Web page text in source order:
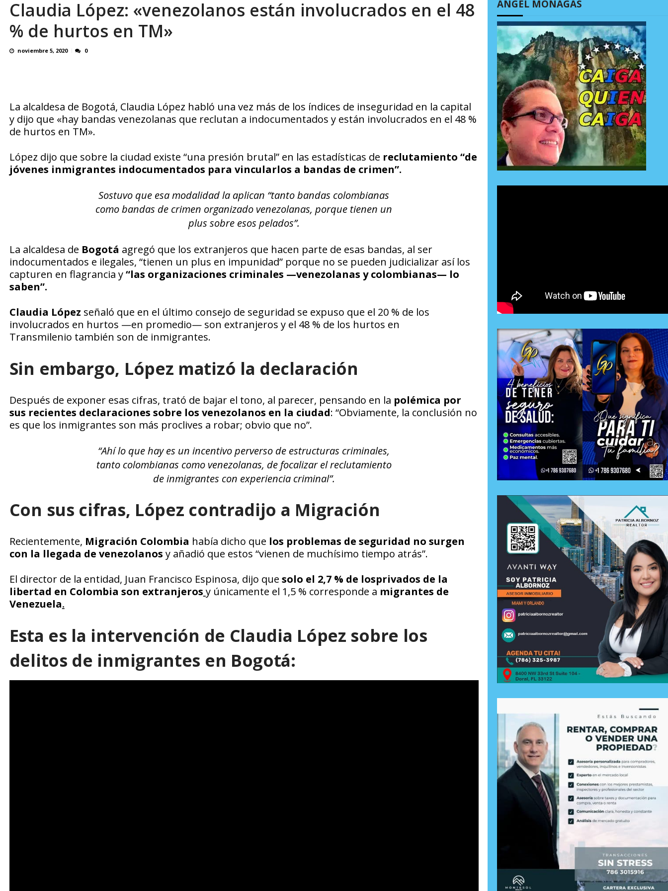
¿QUE PROTEGES TU? Por: Miguel Ángel León R AGOSTO 8, 2026
Claudia López: «venezolanos están involucrados en el 48
% de hurtos en TM»
noviembre 5, 2020 0
La alcaldesa de Bogotá, Claudia López habló una vez más de los índices de inseguridad en la capital
y dijo que «hay bandas venezolanas que reclutan a indocumentados y están involucrados en el 48 %
de hurtos en TM».
López dijo que sobre la ciudad existe “una presión brutal” en las estadísticas de reclutamiento “de
jóvenes inmigrantes indocumentados para vincularlos a bandas de crimen”.
Sostuvo que esa modalidad la aplican “tanto bandas colombianas
como bandas de crimen organizado venezolanas, porque tienen un
plus sobre esos pelados”.
La alcaldesa de Bogotá agregó que los extranjeros que hacen parte de esas bandas, al ser
indocumentados e ilegales, “tienen un plus en impunidad” porque no se pueden judicializar así los
capturen en flagrancia y“las organizaciones criminales —venezolanas y colombianas— lo
saben”.
Claudia López señaló que en el último consejo de seguridad se expuso que el 20 % de los
involucrados en hurtos —en promedio— son extranjeros y el 48 % de los hurtos en
Transmilenio también son de inmigrantes.
Sin embargo, López matizó la declaración
Después de exponer esas cifras, trató de bajar el tono, al parecer, pensando en la polémica por
sus recientes declaraciones sobre los venezolanos en la ciudad: “Obviamente, la conclusión no
es que los inmigrantes son más proclives a robar; obvio que no”.
“Ahí lo que hay es un incentivo perverso de estructuras criminales,
tanto colombianas como venezolanas, de focalizar el reclutamiento
de inmigrantes con experiencia criminal”.
Con sus cifras, López contradijo a Migración
Recientemente, Migración Colombia había dicho que los problemas de seguridad no surgen
con la llegada de venezolanos y añadió que estos “vienen de muchísimo tiempo atrás”.
El director de la entidad, Juan Francisco Espinosa, dijo que solo el 2,7 % de losprivados de la
libertad en Colombia son extranjeros y únicamente el 1,5 % corresponde a migrantes de
Venezuela.
Esta es la intervención de Claudia López sobre los
delitos de inmigrantes en Bogotá:
ÁNGEL MONAGAS